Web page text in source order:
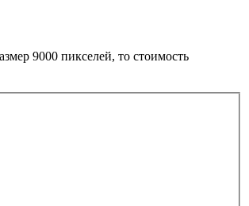
9000 пикселей, то стоимость